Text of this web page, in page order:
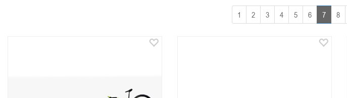
1 2 3 4 5 6 7 8